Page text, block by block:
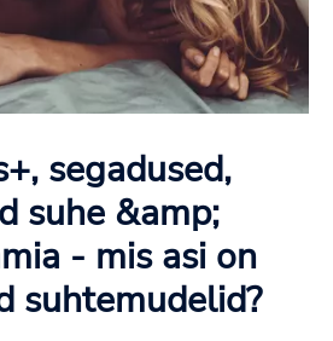
segadused,
suhe &amp;
- mis asi on
suhtemudelid?